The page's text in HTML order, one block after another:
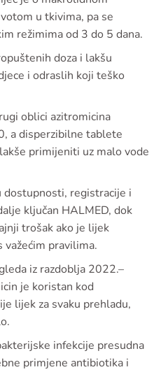
u tkivima, pa se
režimima od 3 do 5 dana.
doza i lakšu
i odraslih koji teško
oblici azitromicina
a disperzibilne tablete
primijeniti uz malo vode
dostupnosti, registracije i
ključan HALMED, dok
trošak ako je lijek
važećim pravilima.
iz razdoblja 2022.–
je koristan kod
lijek za svaku prehladu,
infekcije presudna
primjene antibiotika i